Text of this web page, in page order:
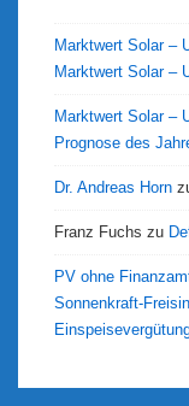
Marktwert Solar –
Marktwert Solar –
Marktwert Solar –
Prognose des
Dr. Andreas Horn
Franz Fuchs zu
PV ohne
Sonnenkraft-